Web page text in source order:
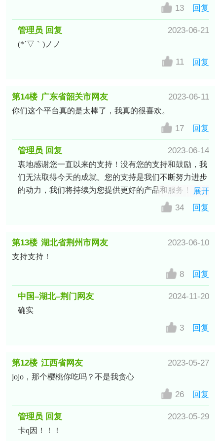
13 回复
管理员 回复 2023-06-21
(*´▽｀)ノノ
11 回复
第14楼 广东省韶关市网友 2023-06-11
你们这个平台真的是太棒了，我真的很喜欢。
17 回复
管理员 回复 2023-06-14
衷地感谢您一直以来的支持！没有您的支持和鼓励，我
们无法取得今天的成就。您的支持是我们不断努力进步
的动力，我们将持续为您提供更好的产品和服务！
展开
34 回复
第13楼 湖北省荆州市网友 2023-06-10
支持支持！
8 回复
中国–湖北–荆门网友 2024-11-20
确实
3 回复
第12楼 江西省网友 2023-05-27
jojo，那个樱桃你吃吗？不是我贪心
26 回复
管理员 回复 2023-05-29
卡q因！！！